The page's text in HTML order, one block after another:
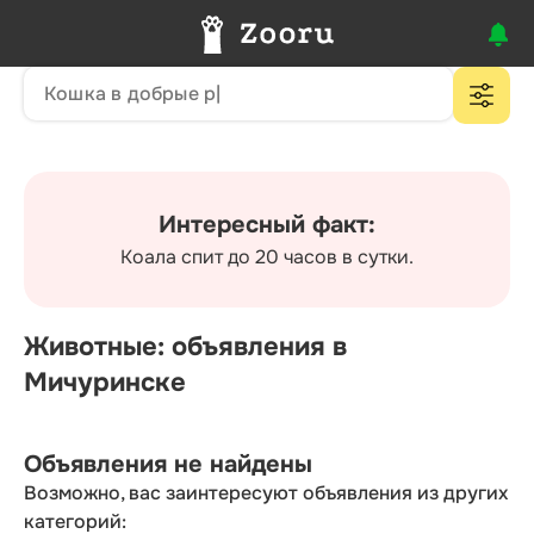
Интересный факт:
Коала спит до 20 часов в сутки.
Животные: объявления в
Мичуринске
Объявления не найдены
Возможно, вас заинтересуют объявления из других
категорий: